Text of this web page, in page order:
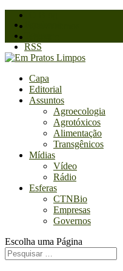
RSS
Capa
Editorial
Assuntos
Agroecologia
Agrotóxicos
Alimentação
Transgênicos
Mídias
Vídeo
Rádio
Esferas
CTNBio
Empresas
Governos
Escolha uma Página